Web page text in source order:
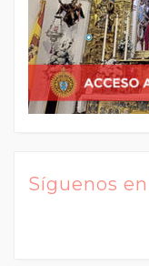
Síguenos